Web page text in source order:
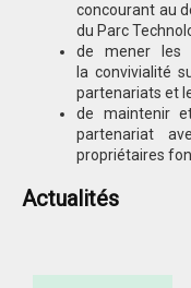
concourant au
du Parc
de mener les
la convivialité
partenariats et
de maintenir
partenariat
propriétaires
Actualités